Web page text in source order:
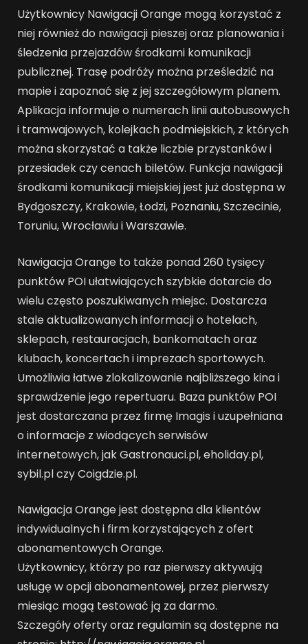
Użytkownicy Nawigacji Orange mogą korzystać z
niej również do nawigacji pieszej oraz planowania i
śledzenia przejazdów środkami komunikacji
publicznej. Trasę podróży można prześledzić na
mapie i zapoznać się z jej szczegółowym planem.
Aplikacja informuje o numerach linii autobusowych
i tramwajowych, kolejkach podmiejskich, z których
można skorzystać a także liczbie przystanków i
przesiadek czy cenach biletów. Funkcja nawigacji
środkami komunikacji miejskiej jest już dostępna w
Bydgoszczy, Krakowie, Łodzi, Poznaniu, Szczecinie,
Toruniu, Wrocławiu i Warszawie.
Nawigacja Orange to także ponad 260 tysięcy
punktów POI ułatwiających szybkie dotarcie do
wielu często poszukiwanych miejsc. Dostarcza
stale aktualizowanych informacji o hotelach,
sklepach, restauracjach, bankomatach oraz
klubach, koncertach i imprezach sportowych.
Umożliwia łatwe zlokalizowanie najbliższego kina i
sprawdzenie jego repertuaru. Baza punktów POI
jest dostarczana przez firmę Imagis i uzupełniana
o informacje z wiodących serwisów
internetowych, jak Gastronauci.pl, eholiday.pl,
sybil.pl czy Coigdzie.pl.
Nawigacja Orange jest dostępna dla klientów
indywidualnych i firm korzystających z ofert
abonamentowych Orange.
Użytkownicy, którzy po raz pierwszy aktywują
usługę w opcji abonamentowej, przez pierwszy
miesiąc mogą testować ją za darmo.
Szczegóły oferty oraz regulamin są dostępne na